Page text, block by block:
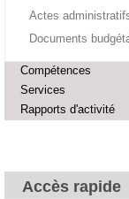
Actes
Documents
Compétences
Services
Rapports d'activité
Accès rapide